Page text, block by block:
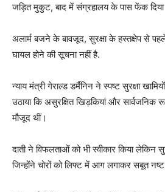
जड़ित मुकुट, बाद में संग्रहालय के पास फेंक दिया
अलार्म बजने के बावजूद, सुरक्षा के हस्तक्षेप से
घायल होने की सूचना नहीं है.
न्याय मंत्री गेराल्ड डर्मैनिन ने स्पष्ट सुरक्षा
उठाया कि असुरक्षित खिड़कियां और सार्वजनिक
मौजूद थीं।
दाती ने विफलताओं को भी स्वीकार किया लेकिन
जिन्होंने चोरों को लिफ्ट में आग लगाकर सबूत